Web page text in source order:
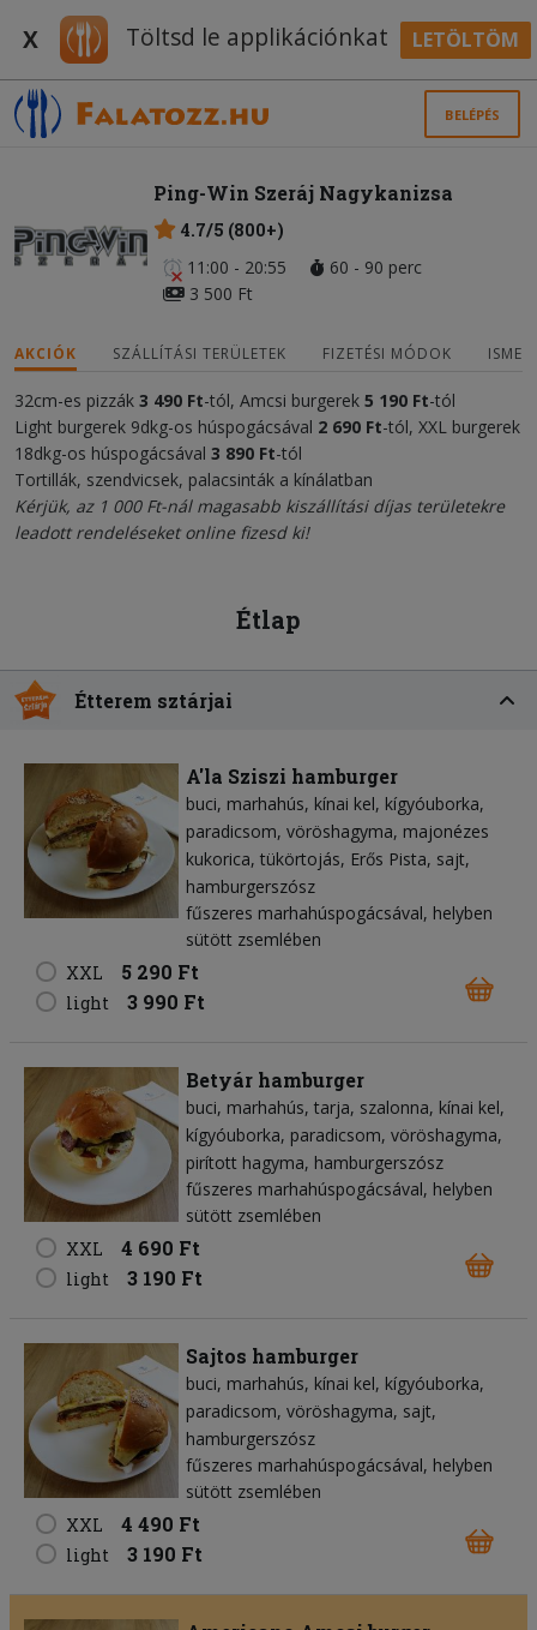
X Töltsd le applikációnkat LETÖLTÖM
BELÉPÉS
Ping-Win Szeráj Nagykanizsa
4.7/5 (800+)
11:00 - 20:55
60 - 90 perc
3 500 Ft
AKCIÓK SZÁLLÍTÁSI TERÜLETEK FIZETÉSI MÓDOK
32cm-es pizzák 3 490 Ft-tól, Amcsi burgerek 5 190 Ft-tól
Light burgerek 9dkg-os húspogácsával 2 690 Ft-tól, XXL burgerek
18dkg-os húspogácsával 3 890 Ft-tól
Tortillák, szendvicsek, palacsinták a kínálatban
Kérjük, az 1 000 Ft-nál magasabb kiszállítási díjas területekre
leadott rendeléseket online fizesd ki!
Étlap
Étterem sztárjai
A'la Sziszi hamburger
buci marhahús kínai kel kígyóuborka
paradicsom vöröshagyma majonézes
kukorica tükörtojás Erős Pista sajt
hamburgerszósz
fűszeres marhahúspogácsával, helyben
sütött zsemlében
XXL
5 290 Ft
light 3 990 Ft
Betyár hamburger
buci marhahús tarja szalonna kínai kel
kígyóuborka paradicsom vöröshagyma
pirított hagyma hamburgerszósz
fűszeres marhahúspogácsával, helyben
sütött zsemlében
XXL
4 690 Ft
light 3 190 Ft
Sajtos hamburger
buci marhahús kínai kel kígyóuborka
paradicsom vöröshagyma sajt
hamburgerszósz
fűszeres marhahúspogácsával, helyben
sütött zsemlében
XXL
4 490 Ft
light 3 190 Ft